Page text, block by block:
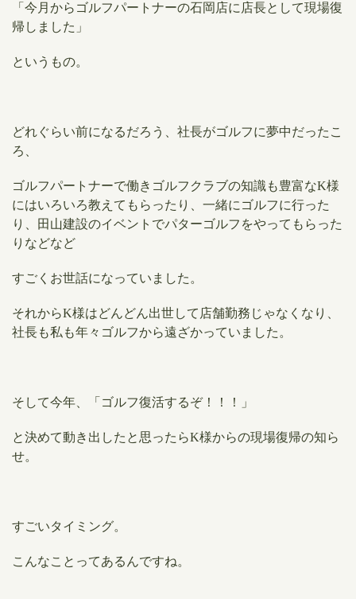
「今月からゴルフパートナーの石岡店に店長として現場復
帰しました」
というもの。
どれぐらい前になるだろう、社長がゴルフに夢中だったこ
ろ、
ゴルフパートナーで働き ゴルフクラブの知識も豊富なK様
にはいろいろ教えてもらったり、 一緒にゴルフに行った
り、田山建設のイベントでパターゴルフをやってもらった
りなどなど
すごくお世話になっていました。
それから​K様はどんどん出世して店舗勤務じゃなくなり、
社長も私も年々ゴルフから遠ざかっていました。
そして今年、「ゴルフ復活するぞ！！！」
と決めて動き出したと思ったらK様からの現場復帰の知ら
せ。
すごいタイミング。
こんなことってあるんですね。